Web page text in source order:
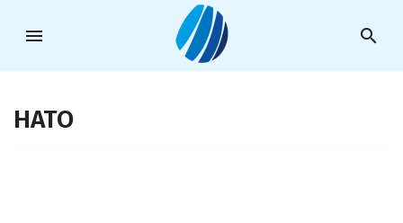
menu search
НАТО